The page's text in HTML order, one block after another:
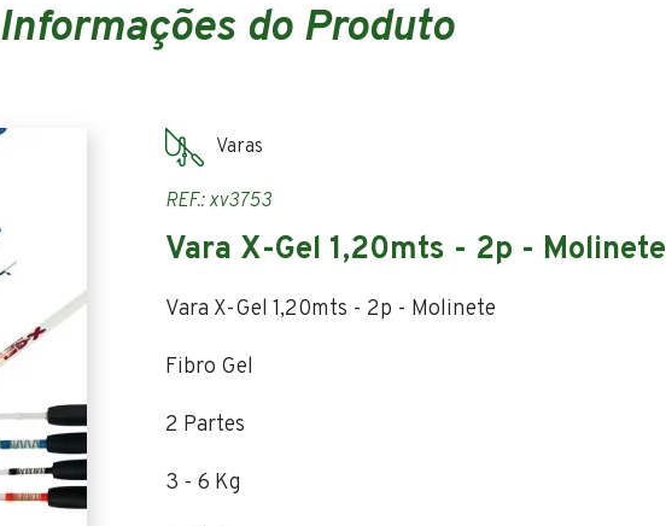
Informações do Produto
Varas
REF.: xv3753
Vara X-Gel 1,20mts - 2p - Molinete
Vara X-Gel 1,20mts - 2p - Molinete
Fibro Gel
2 Partes
3 - 6 Kg